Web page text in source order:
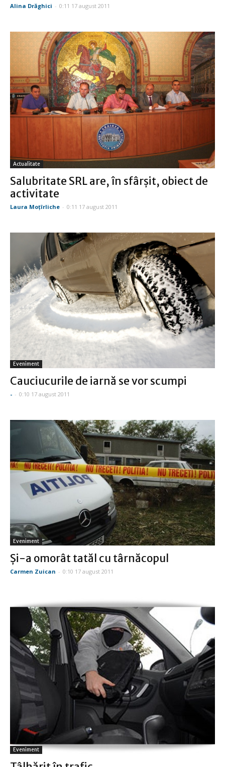
Alina Drăghici - 0:11 17 august 2011
Actualitate
Salubritate SRL are, în sfârşit, obiect de
activitate
Laura Moţîrliche - 0:11 17 august 2011
Eveniment
Cauciucurile de iarnă se vor scumpi
- - 0:10 17 august 2011
Eveniment
Şi-a omorât tatăl cu târnăcopul
Carmen Zuican - 0:10 17 august 2011
Eveniment